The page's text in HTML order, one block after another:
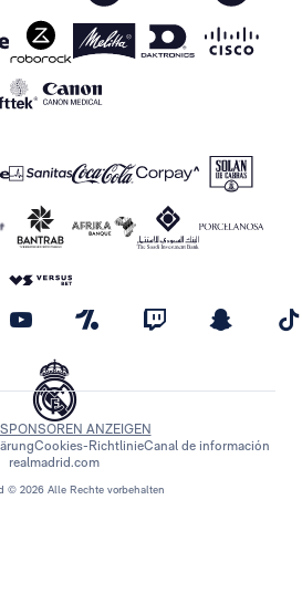
© 2026 Alle Rechte vorbehalten
ANZEIGEN
Cookies-RichtlinieCanal de información
realmadrid.com